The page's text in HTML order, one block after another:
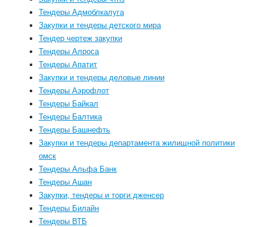
Тендеры Адмоблкалуга
Закупки и тендеры детского мира
Тендер чертеж закупки
Тендеры Алроса
Тендеры Апатит
Закупки и тендеры деловые линии
Тендеры Аэрофлот
Тендеры Байкал
Тендеры Балтика
Тендеры Башнефть
Закупки и тендеры департамента жилищной политики
омск
Тендеры Альфа Банк
Тендеры Ашан
Закупки, тендеры и торги дженсер
Тендеры Билайн
Тендеры ВТБ